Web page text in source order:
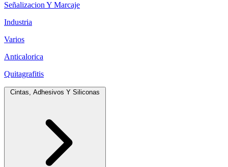
Señalizacion Y Marcaje
Industria
Varios
Anticalorica
Quitagrafitis
Cintas, Adhesivos Y Siliconas